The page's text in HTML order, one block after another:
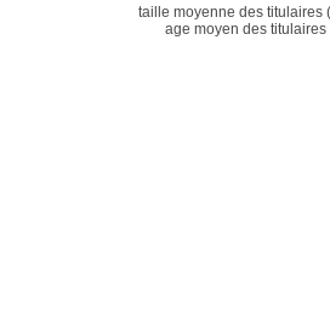
taille moyenne des titulaires
age moyen des titulaires